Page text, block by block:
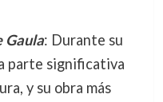
Gaula: Durante su
parte significativa
y su obra más